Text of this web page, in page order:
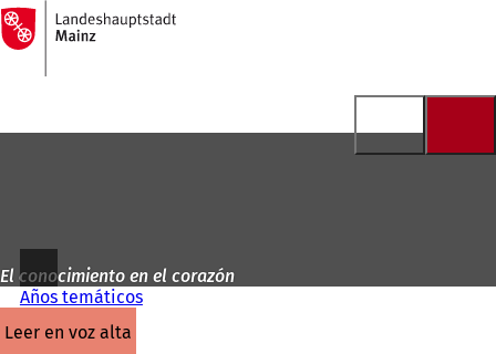
Saltar al contenido
A
la
página
El conocimiento en el corazón
Años temáticos
leer en voz alta